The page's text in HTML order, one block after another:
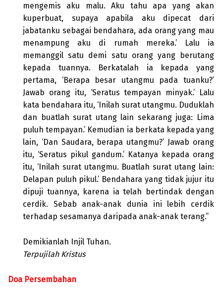
mengemis aku malu. Aku tahu apa yang akan
kuperbuat, supaya apabila aku dipecat dari
jabatanku sebagai bendahara, ada orang yang mau
menampung aku di rumah mereka.’ Lalu ia
memanggil satu demi satu orang yang berutang
kepada tuannya. Berkatalah ia kepada yang
pertama, ‘Berapa besar utangmu pada tuanku?’
Jawab orang itu, ‘Seratus tempayan minyak.’ Lalu
kata bendahara itu, ‘Inilah surat utangmu. Duduklah
dan buatlah surat utang lain sekarang juga: Lima
puluh tempayan.’ Kemudian ia berkata kepada yang
lain, ‘Dan Saudara, berapa utangmu?’ Jawab orang
itu, ‘Seratus pikul gandum.’ Katanya kepada orang
itu, ‘Inilah surat utangmu. Buatlah surat utang lain:
Delapan puluh pikul.’ Bendahara yang tidak jujur itu
dipuji tuannya, karena ia telah bertindak dengan
cerdik. Sebab anak-anak dunia ini lebih cerdik
terhadap sesamanya daripada anak-anak terang.”
Demikianlah Injil Tuhan.
Terpujilah Kristus
Doa Persembahan